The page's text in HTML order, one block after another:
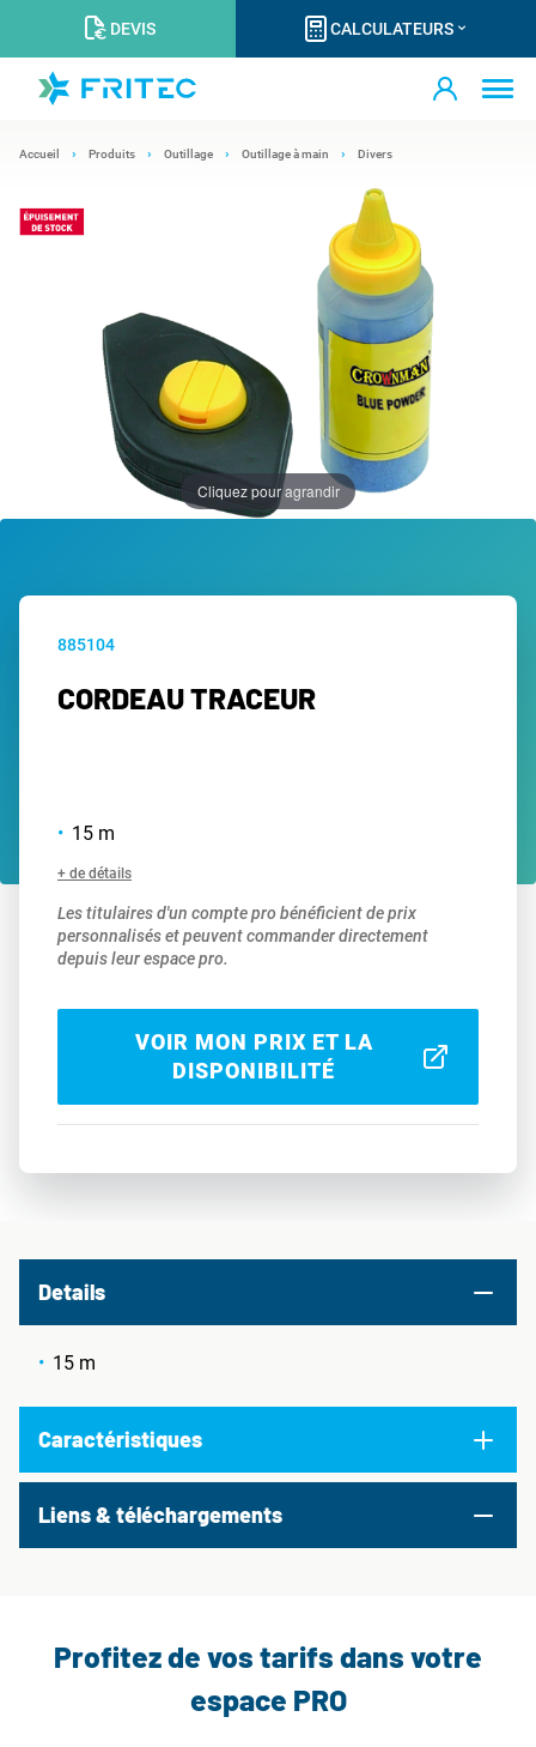
DEVIS CALCULATEURS
Accueil Produits Outillage Outillage à main Divers
Cliquez pour agrandir
885104
CORDEAU TRACEUR
15 m
+ de détails
Les titulaires d'un compte pro bénéficient de prix
personnalisés et peuvent commander directement
depuis leur espace pro.
VOIR MON PRIX ET LA
DISPONIBILITÉ
Details
15 m
Caractéristiques
Liens & téléchargements
Profitez de vos tarifs dans votre
espace PRO